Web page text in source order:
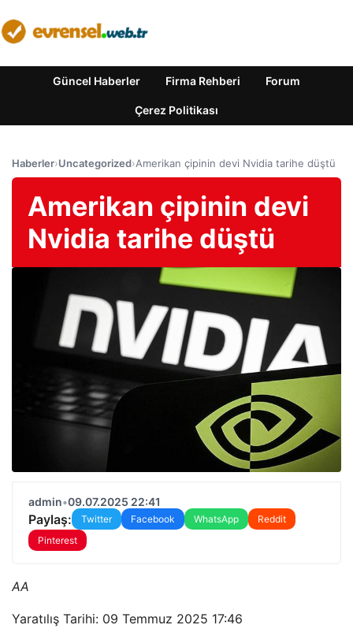
Güncel Haberler Firma Rehberi Forum
Çerez Politikası
Haberler›Uncategorized›Amerikan çipinin devi Nvidia tarihe düştü
Amerikan çipinin devi
Nvidia tarihe düştü
admin•09.07.2025 22:41
Paylaş: Twitter Facebook WhatsApp
Reddit
Pinterest
AA
Yaratılış Tarihi: 09 Temmuz 2025 17:46